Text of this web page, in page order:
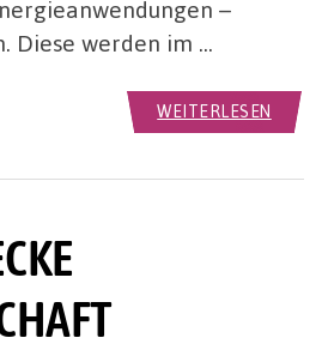
–
Diese werden im …
WEITERLESEN